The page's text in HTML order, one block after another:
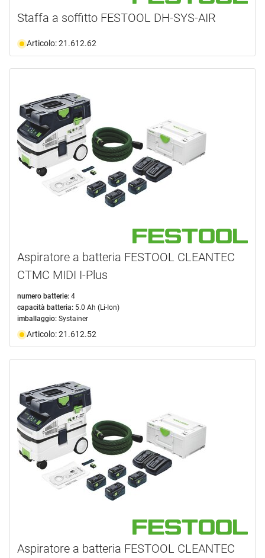
Staffa a soffitto FESTOOL DH-SYS-AIR
Articolo: 21.612.62
Aspiratore a batteria FESTOOL CLEANTEC
CTMC MIDI I-Plus
numero batterie: 4
capacità batteria: 5.0 Ah (Li-Ion)
imballaggio: Systainer
Articolo: 21.612.52
Aspiratore a batteria FESTOOL CLEANTEC